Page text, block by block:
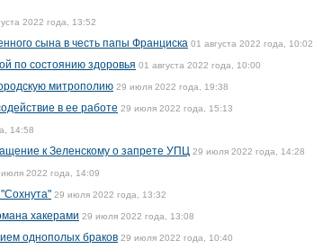
2022 года, 13:52
сына в честь папы Франциска 01 августа 2022 года, 10:02
по состоянию здоровья 01 августа 2022 года, 10:00
митрополию 29 июля 2022 года, 19:38
в ее работе 29 июля 2022 года, 15:13
14:58
к Зеленскому о запрете УПЦ 29 июля 2022 года, 14:28
2022 года, 14:09
29 июля 2022 года, 13:32
хакерами 29 июля 2022 года, 13:08
однополых браков 29 июля 2022 года, 10:40